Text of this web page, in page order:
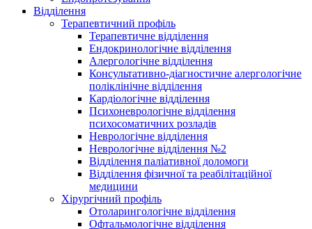
Відділення
Терапевтичний профіль
Терапевтичне відділення
Ендокринологічне відділення
Алергологічне відділення
Консультативно-діагностичне алергологічне
поліклінічне відділення
Кардіологічне відділення
Психоневрологічне відділення
психосоматичних розладів
Неврологічне відділення
Неврологічне відділення №2
Відділення паліативної доломоги
Відділення фізичної та реабілітаційної
медицини
Хірургічний профіль
Отоларингологічне відділення
Офтальмологічне відділення